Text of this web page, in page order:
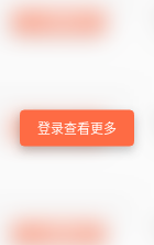
登录查看更多